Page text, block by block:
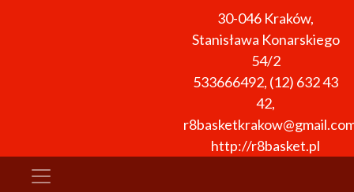
30-046 Kraków,
Stanisława Konarskiego
54/2
533666492, (12) 632 43
42,
http://r8basket.pl